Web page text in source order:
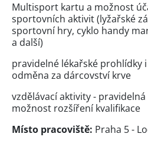
Multisport kartu a možnost
sportovních aktivit (lyžařské
sportovní hry, cyklo handy
a další)
pravidelné lékařské prohlídky
odměna za dárcovství krve
vzdělávací aktivity -
možnost rozšíření kvalifikace
Místo pracoviště: Praha 5 -